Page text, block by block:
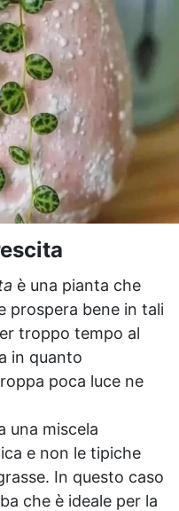
è una pianta che
prospera bene in tali
troppo tempo al
in quanto
poca luce ne
una miscela
e non le tipiche
In questo caso
che è ideale per la